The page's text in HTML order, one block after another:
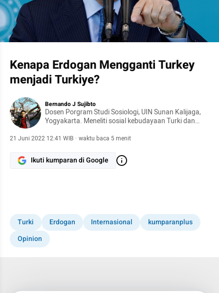
Kenapa Erdogan Mengganti Turkey
menjadi Turkiye?
Bernando J Sujibto
Dosen Porgram Studi Sosiologi, UIN Sunan Kalijaga,
Yogyakarta. Meneliti sosial kebudayaan Turki dan
Indonesia. Buku terbarunya Kitab Hitam Turki (2021)
21 Juni 2022 12:41 WIB · waktu baca 5 menit
Ikuti kumparan di Google
Turki Erdogan Internasional
kumparanplus
Opinion